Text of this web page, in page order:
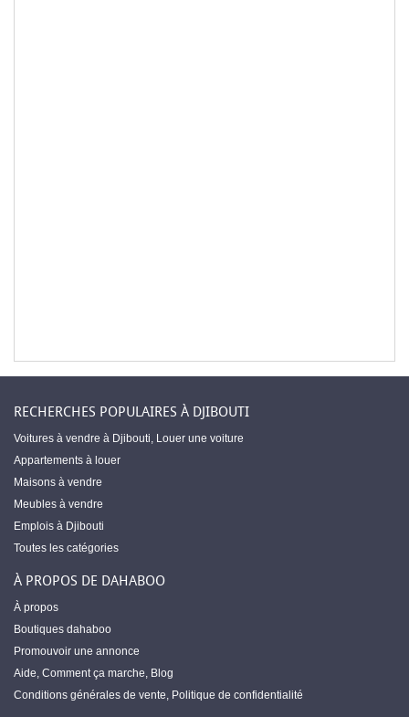
RECHERCHES POPULAIRES À DJIBOUTI
Voitures à vendre à Djibouti, Louer une voiture
Appartements à louer
Maisons à vendre
Meubles à vendre
Emplois à Djibouti
Toutes les catégories
À PROPOS DE DAHABOO
À propos
Boutiques dahaboo
Promouvoir une annonce
Aide, Comment ça marche, Blog
Conditions générales de vente, Politique de confidentialité